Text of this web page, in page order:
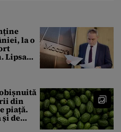
la o
Lipsa
din
piață.
și de